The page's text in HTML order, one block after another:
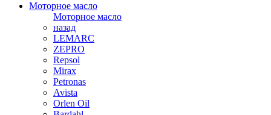
Моторное масло
Моторное масло
назад
LEMARC
ZEPRO
Repsol
Mirax
Petronas
Avista
Orlen Oil